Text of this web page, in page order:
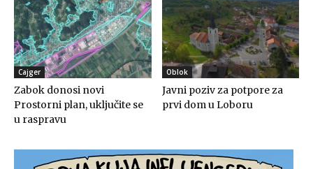
Cajger
Zabok donosi novi
Prostorni plan, uključite se
u raspravu
Oblok
Javni poziv za potpore za
prvi dom u Loboru